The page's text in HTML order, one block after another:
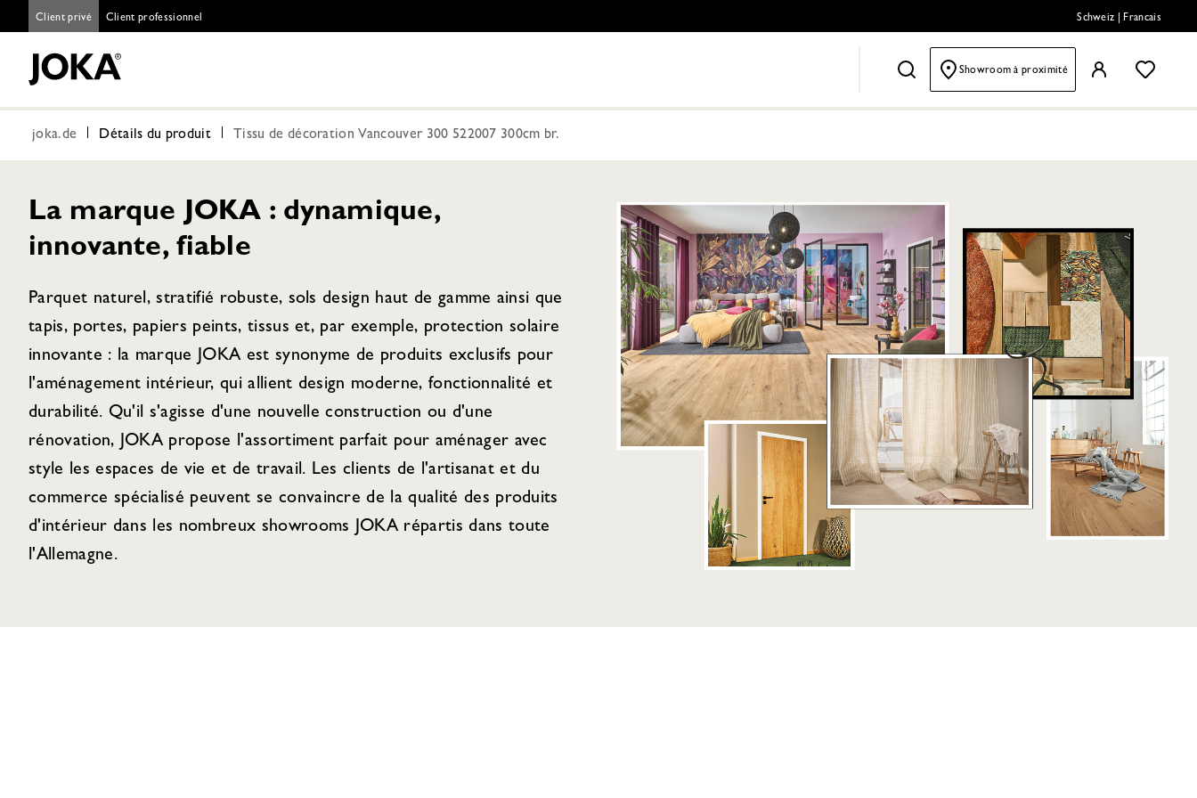
Client privé Client professionnel Schweiz Francais
Showroom à proximité
joka.de Détails du produit Tissu de décoration Vancouver 300 522007 300cm br.
La marque JOKA : dynamique,
innovante, fiable
Parquet naturel, stratifié robuste, sols design haut de gamme ainsi que
tapis, portes, papiers peints, tissus et, par exemple, protection solaire
innovante : la marque JOKA est synonyme de produits exclusifs pour
l'aménagement intérieur, qui allient design moderne, fonctionnalité et
durabilité. Qu'il s'agisse d'une nouvelle construction ou d'une
rénovation, JOKA propose l'assortiment parfait pour aménager avec
style les espaces de vie et de travail. Les clients de l'artisanat et du
commerce spécialisé peuvent se convaincre de la qualité des produits
d'intérieur dans les nombreux showrooms JOKA répartis dans toute
l'Allemagne.